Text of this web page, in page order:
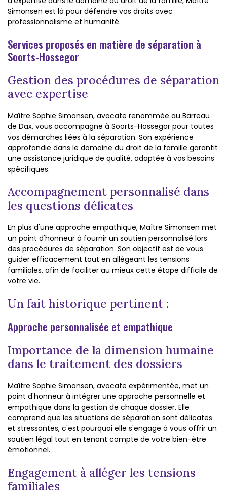
Simonsen est là pour défendre vos droits avec
professionnalisme et humanité.
Services proposés en matière de séparation à
Soorts-Hossegor
Gestion des procédures de séparation
avec expertise
Maître Sophie Simonsen, avocate renommée au Barreau
de Dax, vous accompagne à Soorts-Hossegor pour toutes
vos démarches liées à la séparation. Son expérience
approfondie dans le domaine du droit de la famille garantit
une assistance juridique de qualité, adaptée à vos besoins
spécifiques.
Accompagnement personnalisé dans
les questions délicates
En plus d'une approche empathique, Maître Simonsen met
un point d'honneur à fournir un soutien personnalisé lors
des procédures de séparation. Son objectif est de vous
guider efficacement tout en allégeant les tensions
familiales, afin de faciliter au mieux cette étape difficile de
votre vie.
Un fait historique pertinent :
Approche personnalisée et empathique
Importance de la dimension humaine
dans le traitement des dossiers
Maître Sophie Simonsen, avocate expérimentée, met un
point d'honneur à intégrer une approche personnelle et
empathique dans la gestion de chaque dossier. Elle
comprend que les situations de séparation sont délicates
et stressantes, c'est pourquoi elle s'engage à vous offrir un
soutien légal tout en tenant compte de votre bien-être
émotionnel.
Engagement à alléger les tensions
familiales